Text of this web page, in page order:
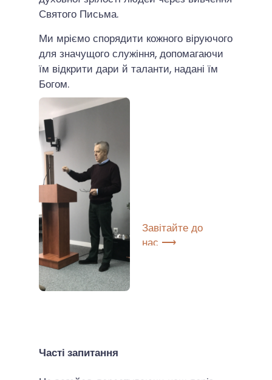
Часті запитання
Завітайте до
нас ⟶
Святого Письма.
Ми мріємо спорядити кожного віруючого
для значущого служіння, допомагаючи
їм відкрити дари й таланти, надані їм
Богом.